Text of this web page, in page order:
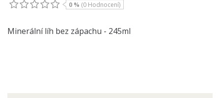
0 % (0 Hodnocení)
Minerální líh bez zápachu - 245ml